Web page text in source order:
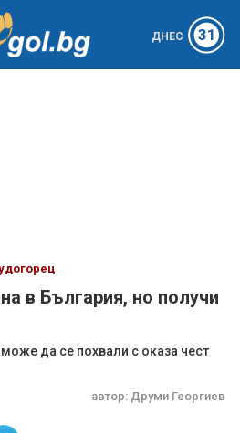
ДНЕС 31
в България, но получи
да се похвали с оказа чест
автор: Друми Георгиев